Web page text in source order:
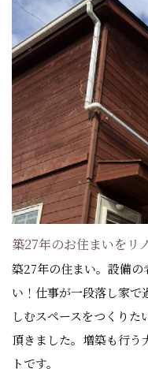
築27年のお住まいをリ
築27年の住まい。設備
い！仕事が一段落し家で
しむスペースをつくりた
頂きました。増築も行う
トです。